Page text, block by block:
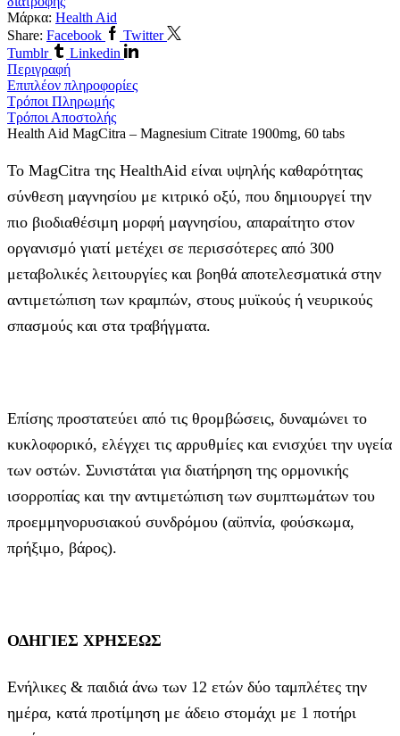
Μάρκα: Health Aid
Share: Facebook
Twitter
Tumblr
Linkedin
Περιγραφή
Επιπλέον πληροφορίες
Τρόποι Πληρωμής
Τρόποι Αποστολής
Health Aid MagCitra – Magnesium Citrate 1900mg, 60 tabs
Το MagCitra της HealthAid είναι υψηλής καθαρότητας
σύνθεση μαγνησίου με κιτρικό οξύ, που δημιουργεί την
πιο βιοδιαθέσιμη μορφή μαγνησίου, απαραίτητο στον
οργανισμό γιατί μετέχει σε περισσότερες από 300
μεταβολικές λειτουργίες και βοηθά αποτελεσματικά στην
αντιμετώπιση των κραμπών, στους μυϊκούς ή νευρικούς
σπασμούς και στα τραβήγματα.
Επίσης προστατεύει από τις θρομβώσεις, δυναμώνει το
κυκλοφορικό, ελέγχει τις αρρυθμίες και ενισχύει την υγεία
των οστών. Συνιστάται για διατήρηση της ορμονικής
ισορροπίας και την αντιμετώπιση των συμπτωμάτων του
προεμμηνορυσιακού συνδρόμου (αϋπνία, φούσκωμα,
πρήξιμο, βάρος).
ΟΔΗΓΙΕΣ ΧΡΗΣΕΩΣ
Ενήλικες & παιδιά άνω των 12 ετών δύο ταμπλέτες την
ημέρα, κατά προτίμηση με άδειο στομάχι με 1 ποτήρι